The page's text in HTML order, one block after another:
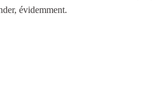
évidemment.